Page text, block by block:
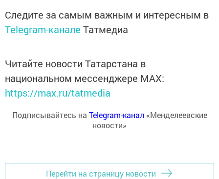
Следите за самым важным и интересным в
Telegram-канале Татмедиа
Читайте новости Татарстана в
национальном мессенджере MАХ:
https://max.ru/tatmedia
Подписывайтесь на Telegram-канал «Менделеевские
новости»
Перейти на страницу новости